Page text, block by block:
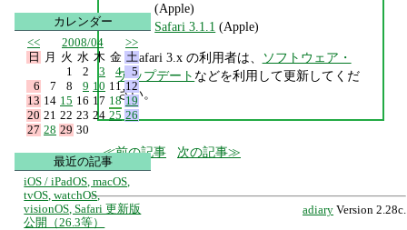
(Apple)
Safari 3.1.1 (Apple)
Safari 3.x の利用者は、
ソフトウェア・
アップデート などを利用して更新してくだ
さい。
前の記事 次の記事
adiary Version 2.28c.
カレンダー
<<
2008/04
>>
日
月 火 水 木 金 土
1
2 3 4
5
6
7 8 9 10 11 12
13 14 15 16 17 18 19
20 21 22 23 24 25 26
27 28 29 30
最近の記事
iOS / iPadOS, macOS,
tvOS, watchOS,
visionOS, Safari 更新版
公開（26.3等）